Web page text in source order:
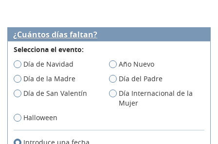
¿Cuántos días faltan?
Selecciona el evento:
Día de Navidad
Año Nuevo
Día de la Madre
Día del Padre
Día de San Valentín
Día Internacional de la
Mujer
Halloween